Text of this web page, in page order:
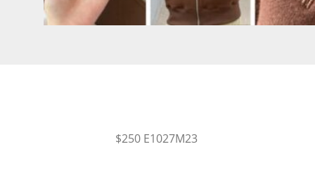
$250 E1027M23